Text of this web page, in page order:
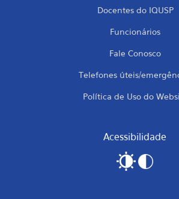
Docentes do IQUSP
Funcionários
Fale Conosco
Telefones úteis/
Política de Uso do
Acessibilidade